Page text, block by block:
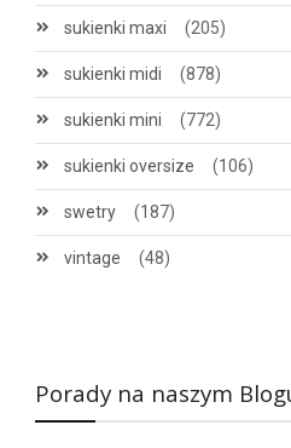
sukienki maxi (205)
sukienki midi (878)
sukienki mini (772)
sukienki oversize (106)
swetry (187)
vintage (48)
Porady na naszym